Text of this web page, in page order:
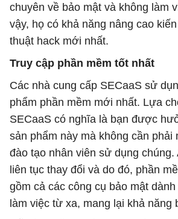
chuyên về bảo mật và không làm
vậy, họ có khả năng nâng cao
thuật hack mới nhất.
Truy cập phần mềm tốt nhất
Các nhà cung cấp SECaaS sử
phẩm phần mềm mới nhất. Lựa
SECaaS có nghĩa là bạn được
sản phẩm này mà không cần phải
đào tạo nhân viên sử dụng chúng.
liên tục thay đổi và do đó, phần
gồm cả các công cụ bảo mật
làm việc từ xa, mang lại khả năng